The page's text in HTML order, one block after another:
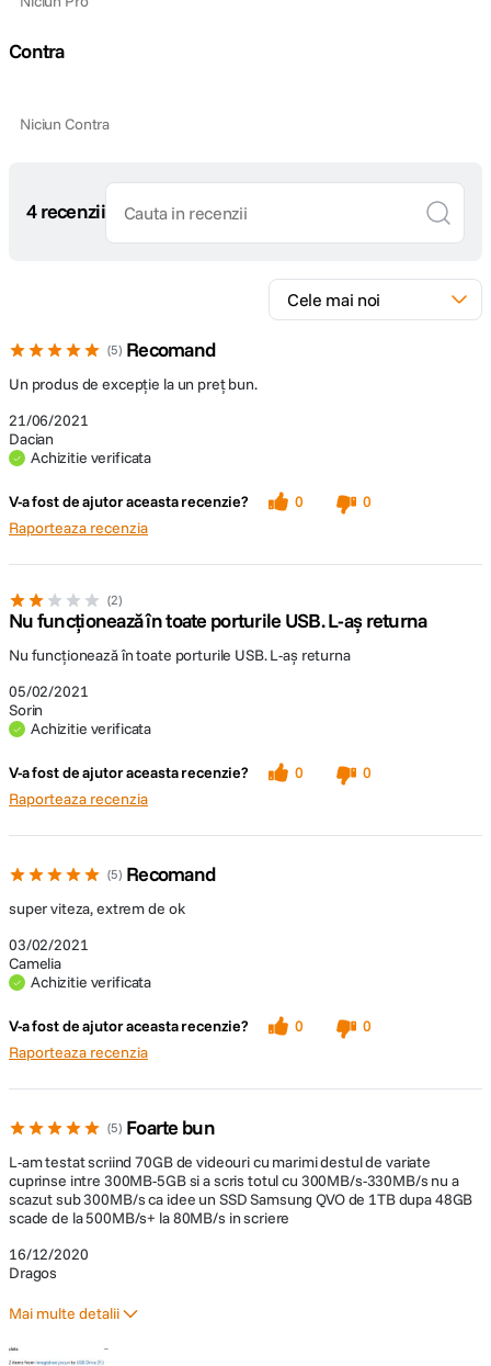
Contra
Niciun Contra
4 recenzii
5 Recomand
21/06/2021
Dacian
Achizitie verificata
Un produs de excepție la un preț bun.
V-a fost de ajutor aceasta recenzie? 0
0
Raporteaza recenzia
2
Nu funcționează în toate porturile USB. L-aș returna
05/02/2021
Sorin
Achizitie verificata
Nu funcționează în toate porturile USB. L-aș returna
V-a fost de ajutor aceasta recenzie? 0
0
Raporteaza recenzia
5 Recomand
03/02/2021
Camelia
Achizitie verificata
super viteza, extrem de ok
V-a fost de ajutor aceasta recenzie? 0
0
Raporteaza recenzia
5 Foarte bun
16/12/2020
Dragos
L-am testat scriind 70GB de videouri cu marimi destul de variate
cuprinse intre 300MB-5GB si a scris totul cu 300MB/s-330MB/s nu a
scazut sub 300MB/s ca idee un SSD Samsung QVO de 1TB dupa 48GB
scade de la 500MB/s+ la 80MB/s in scriere
Mai multe detalii